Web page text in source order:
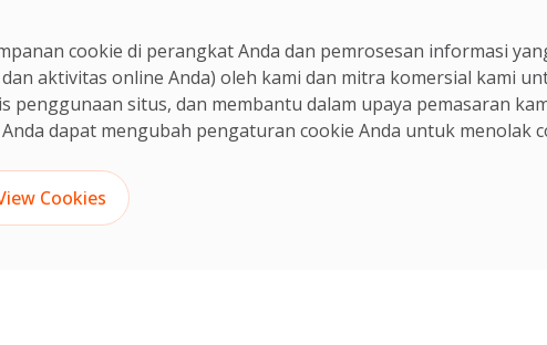
cookie di perangkat Anda dan pemrosesan informasi
aktivitas online Anda) oleh kami dan mitra komersial kami
situs, dan membantu dalam upaya pemasaran
Anda dapat mengubah pengaturan cookie Anda untuk menolak
Cookies